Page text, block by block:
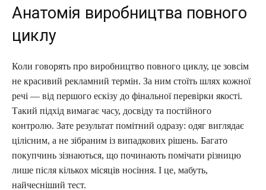
Анатомія виробництва повного
циклу
Коли говорять про виробництво повного циклу, це зовсім
не красивий рекламний термін. За ним стоїть шлях кожної
речі — від першого ескізу до фінальної перевірки якості.
Такий підхід вимагає часу, досвіду та постійного
контролю. Зате результат помітний одразу: одяг виглядає
цілісним, а не зібраним із випадкових рішень. Багато
покупчинь зізнаються, що починають помічати різницю
лише після кількох місяців носіння. І це, мабуть,
найчесніший тест.